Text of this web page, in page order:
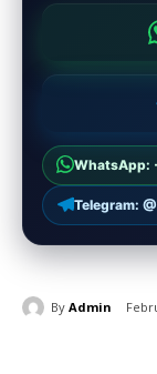
WhatsApp:
Telegram:
By Admin